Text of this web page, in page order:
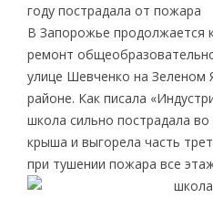
году пострадала от пожара
В Запорожье продолжается
ремонт
улице Шевченко на Зеленом
районе. Как писала
школа сильно пострадала
крыша и выгорела часть
при тушении пожара все